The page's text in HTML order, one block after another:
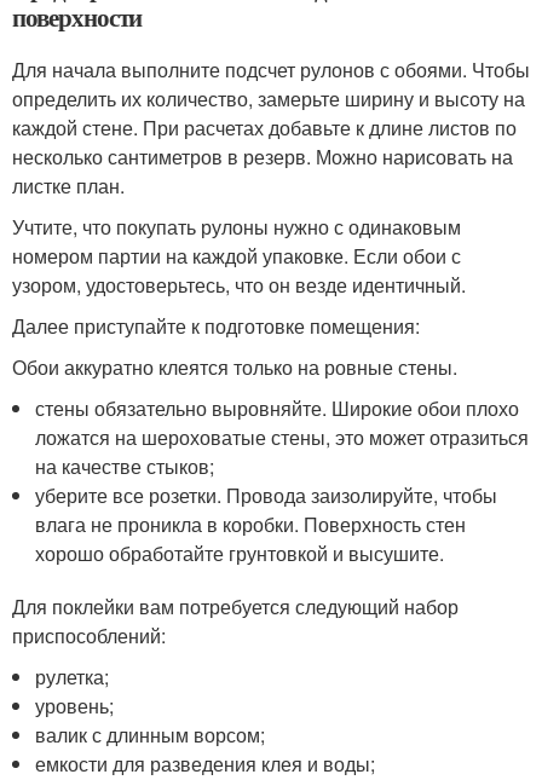
поверхности
Для начала выполните подсчет рулонов с обоями. Чтобы
определить их количество, замерьте ширину и высоту на
каждой стене. При расчетах добавьте к длине листов по
несколько сантиметров в резерв. Можно нарисовать на
листке план.
Учтите, что покупать рулоны нужно с одинаковым
номером партии на каждой упаковке. Если обои с
узором, удостоверьтесь, что он везде идентичный.
Далее приступайте к подготовке помещения:
Обои аккуратно клеятся только на ровные стены.
стены обязательно выровняйте. Широкие обои плохо
ложатся на шероховатые стены, это может отразиться
на качестве стыков;
уберите все розетки. Провода заизолируйте, чтобы
влага не проникла в коробки. Поверхность стен
хорошо обработайте грунтовкой и высушите.
Для поклейки вам потребуется следующий набор
приспособлений:
рулетка;
уровень;
валик с длинным ворсом;
емкости для разведения клея и воды;